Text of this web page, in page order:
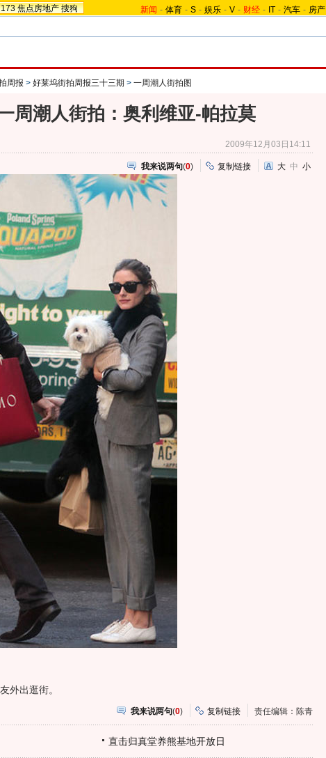
焦点房地产 搜狗 新闻 - 体育 - S - 娱乐 - V - 财经 - IT - 汽车 - 房产
周报 > 好莱坞街拍周报三十三期 > 一周潮人街拍图
周潮人街拍：奥利维亚-帕拉莫
2009年12月03日14:11
我来说两句(0) 复制链接 大 中 小
出逛街。
我来说两句(0) 复制链接 责任编辑：陈青
直击归真堂养熊基地开放日